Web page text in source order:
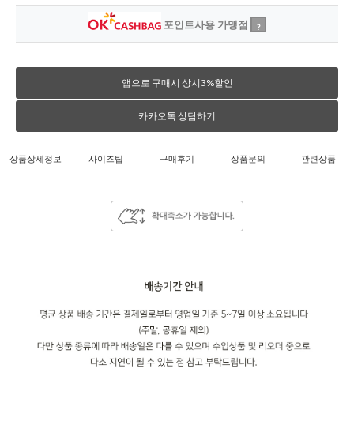
포인트사용 가맹점 ?
앱으로 구매시 상시3%할인
카카오톡 상담하기
상품상세정보 사이즈팁 구매후기 상품문의 관련상품